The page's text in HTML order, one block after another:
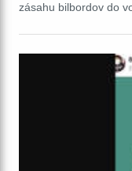
zásahu bilbordov do